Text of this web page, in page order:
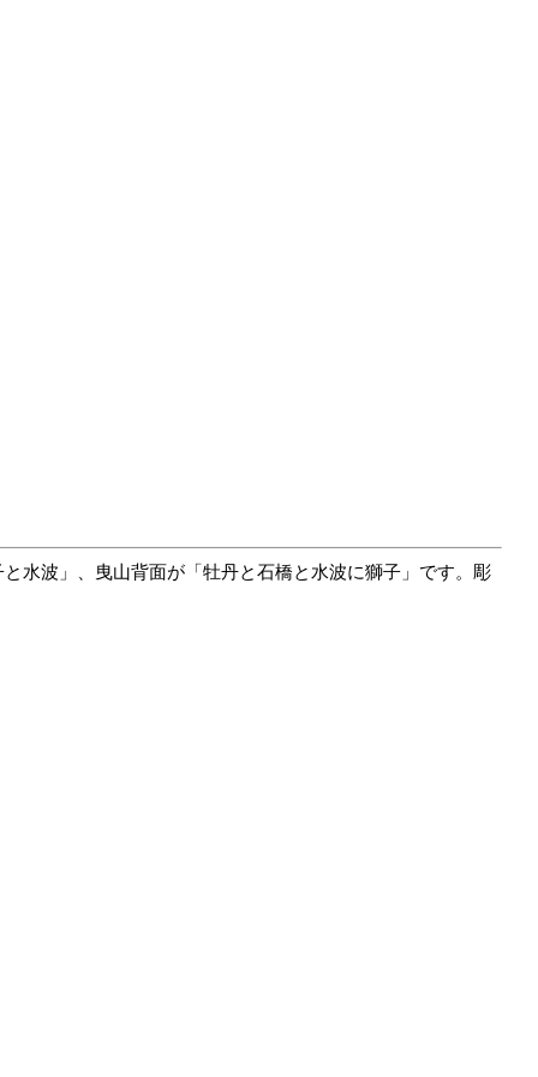
水波」、曳山背面が「牡丹と石橋と水波に獅子」です。彫